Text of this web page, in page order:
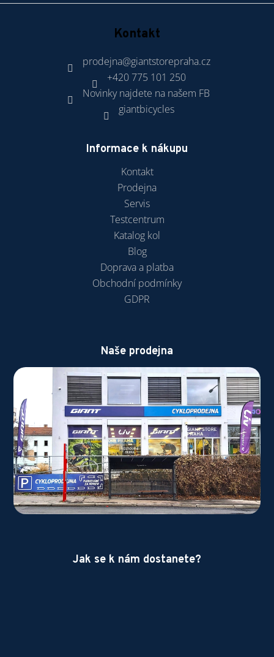
Kontakt
prodejna@giantstorepraha.cz
+420 775 101 250
Novinky najdete na našem FB
giantbicycles
Informace k nákupu
Kontakt
Prodejna
Servis
Testcentrum
Katalog kol
Blog
Doprava a platba
Obchodní podmínky
GDPR
Naše prodejna
Jak se k nám dostanete?